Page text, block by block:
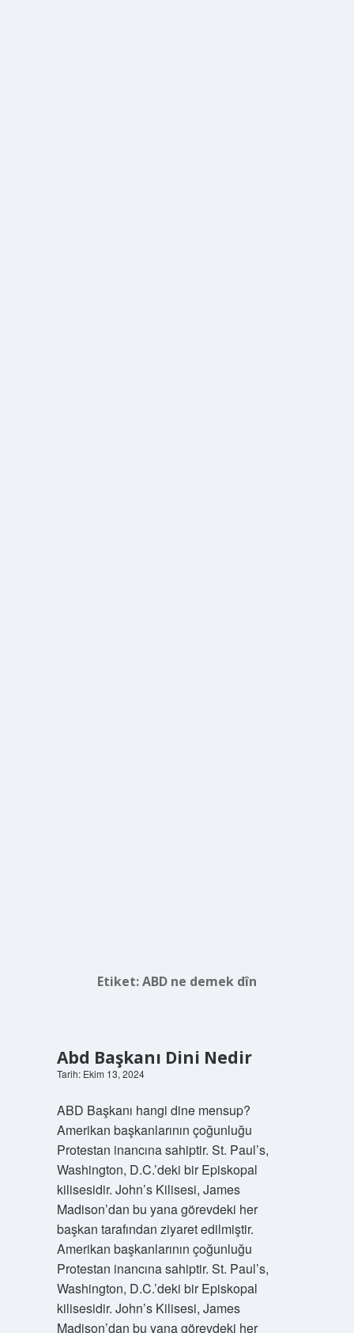
Etiket:ABD ne demek dîn
Abd Başkanı Dini Nedir
Tarih: Ekim 13, 2024
ABD Başkanı hangi dine mensup?
Amerikan başkanlarının çoğunluğu
Protestan inancına sahiptir. St. Paul’s,
Washington, D.C.’deki bir Episkopal
kilisesidir. John’s Kilisesi, James
Madison’dan bu yana görevdeki her
başkan tarafından ziyaret edilmiştir.
Amerikan başkanlarının çoğunluğu
Protestan inancına sahiptir. St. Paul’s,
Washington, D.C.’deki bir Episkopal
kilisesidir. John’s Kilisesi, James
Madison’dan bu yana görevdeki her